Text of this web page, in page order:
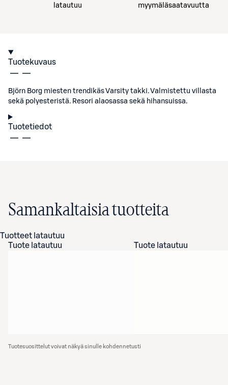
latautuu
myymäläsaatavuutta
Tuotekuvaus
Björn Borg miesten trendikäs Varsity takki. Valmistettu villasta
sekä polyesteristä. Resori alaosassa sekä hihansuissa.
Tuotetiedot
Samankaltaisia tuotteita
Tuotteet latautuu
Tuote latautuu
Tuote latautuu
Tuotesuosittelut voivat näkyä sinulle kohdennetusti